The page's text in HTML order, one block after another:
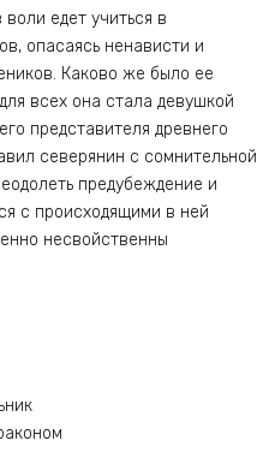
едет учиться в
опасаясь ненависти и
Каково же было ее
всех она стала девушкой
представителя древнего
северянин с сомнительной
предубеждение и
с происходящими в ней
несвойственны